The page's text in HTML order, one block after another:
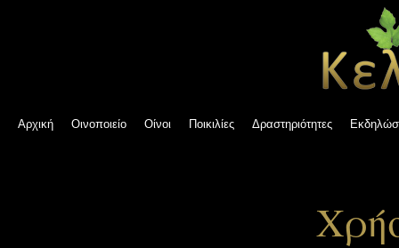
Αρχική Οινοποιείο Οίνοι Ποικιλίες Δραστηριότητες